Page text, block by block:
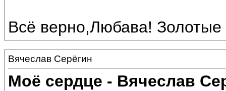
Всё верно,Любава! Золотые
Вячеслав Серёгин
Моё сердце - Вячеслав